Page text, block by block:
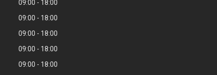
09:00
18:00
09:00
18:00
09:00
18:00
09:00
18:00
09:00
18:00